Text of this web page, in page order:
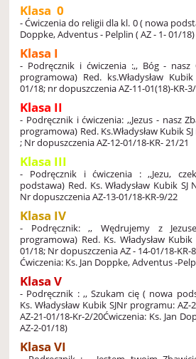
Klasa 0
- Ćwiczenia do religii dla kl. 0 ( nowa
Doppke, Adventus - Pelplin ( AZ - 1- 01/18)
Klasa I
- Podręcznik i ćwiczenia :,, Bóg - nasz
programowa) Red. ks.Władysław Kubik
01/18; nr dopuszczenia AZ-11-01(18)-KR-
Klasa II
- Podręcznik i ćwiczenia: ,,Jezus - nasz
programowa) Red. Ks.Władysław Kubik SJ
; Nr dopuszczenia AZ-12-01/18-KR- 21/21
Klasa III
- Podręcznik i ćwiczenia : ,,Jezu,
podstawa) Red. Ks. Władysław Kubik SJ
Nr dopuszczenia AZ-13-01/18-KR-9/22
Klasa IV
- Podręcznik: ,, Wędrujemy z
programowa) Red. Ks. Władysław Kubik
01/18; Nr dopuszczenia AZ - 14-01/18-KR-
Ćwiczenia: Ks. Jan Doppke, Adventus -
Klasa V
- Podręcznik : ,, Szukam cię ( nowa
Ks. Władysław Kubik SJNr programu: AZ-
AZ-21-01/18-Kr-2/20Ćwiczenia: Ks. Jan
AZ-2-01/18)
Klasa VI